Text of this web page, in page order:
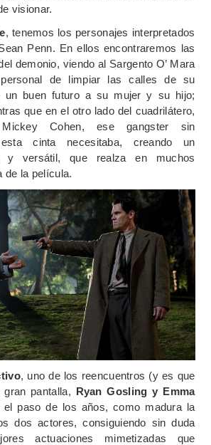
visionar.
, tenemos los personajes interpretados
Penn. En ellos encontraremos las
demonio, viendo al Sargento O’ Mara
de limpiar las calles de su
un buen futuro a su mujer y su hijo;
que en el otro lado del cuadrilátero,
Cohen, ese gangster sin
cinta necesitaba, creando un
y versátil, que realza en muchos
de la película.
, uno de los reencuentros (y es que
pantalla, Ryan Gosling y Emma
paso de los años, como madura la
dos actores, consiguiendo sin duda
actuaciones mimetizadas que